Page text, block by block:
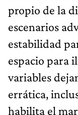
propio de la
escenarios
estabilidad
espacio para
variables
errática,
habilita el